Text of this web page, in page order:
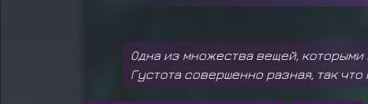
Одна из множества вещей, которыми
Густота совершенно разная, так